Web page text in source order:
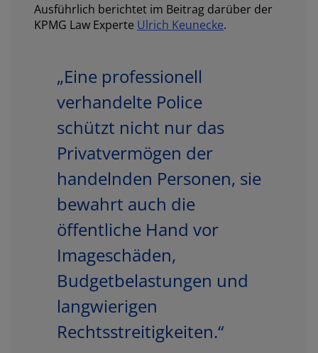
Ausführlich berichtet im Beitrag darüber der
KPMG Law Experte Ulrich Keunecke.
„Eine professionell
verhandelte Police
schützt nicht nur das
Privatvermögen der
handelnden Personen, sie
bewahrt auch die
öffentliche Hand vor
Imageschäden,
Budgetbelastungen und
langwierigen
Rechtsstreitigkeiten.“